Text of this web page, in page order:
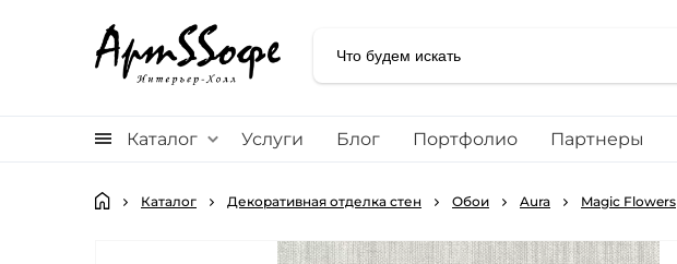
Каталог Услуги Блог Портфолио Партнеры
Каталог Декоративная отделка стен Обои Aura Magic Flowers